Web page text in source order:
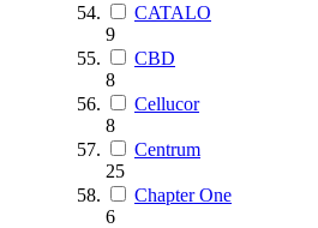
CATALO
9
CBD
8
Cellucor
8
Centrum
25
Chapter One
6